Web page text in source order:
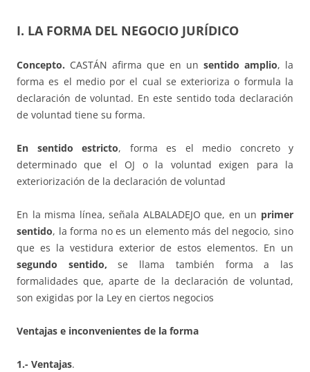
I. LA FORMA DEL NEGOCIO JURÍDICO
Concepto. CASTÁN afirma que en un sentido amplio, la
forma es el medio por el cual se exterioriza o formula la
declaración de voluntad. En este sentido toda declaración
de voluntad tiene su forma.
En sentido estricto, forma es el medio concreto y
determinado que el OJ o la voluntad exigen para la
exteriorización de la declaración de voluntad
En la misma línea, señala ALBALADEJO que, en un primer
sentido, la forma no es un elemento más del negocio, sino
que es la vestidura exterior de estos elementos. En un
segundo sentido,se llama también forma a las
formalidades que, aparte de la declaración de voluntad,
son exigidas por la Ley en ciertos negocios
Ventajas e inconvenientes de la forma
1.- Ventajas.